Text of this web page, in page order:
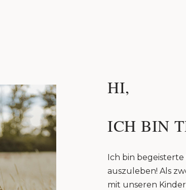
HI,
ICH BIN
Ich bin begeisterte
auszuleben! Als
mit unseren